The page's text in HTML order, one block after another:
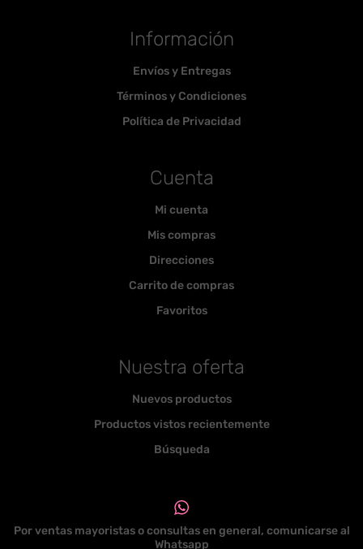
Información
Envíos y Entregas
Términos y Condiciones
Política de Privacidad
Cuenta
Mi cuenta
Mis compras
Direcciones
Carrito de compras
Favoritos
Nuestra oferta
Nuevos productos
Productos vistos recientemente
Búsqueda
Por ventas mayoristas o consultas en general, comunicarse al
Whatsapp